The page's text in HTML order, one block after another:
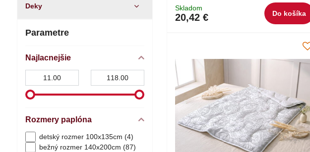
Skladom
20,42 € Do košíka
Parametre
Najlacnejšie
Rozmery paplóna
detský rozmer 100x135cm (4)
bežný rozmer 140x200cm (87)
Deky